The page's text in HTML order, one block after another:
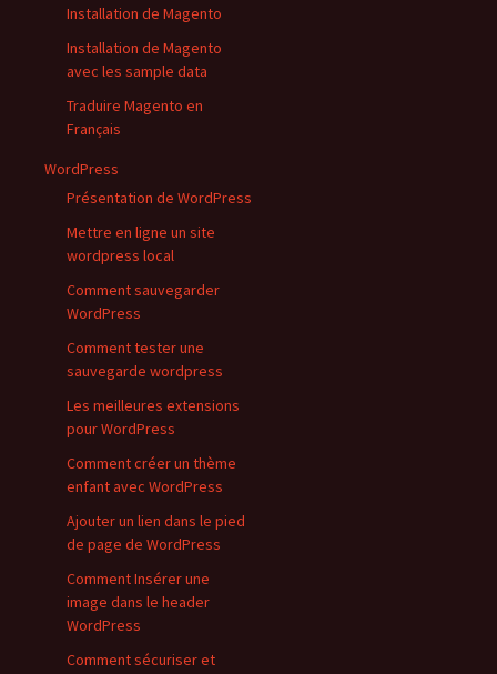
Installation de Magento
Installation de Magento
avec les sample data
Traduire Magento en
Français
WordPress
Présentation de WordPress
Mettre en ligne un site
wordpress local
Comment sauvegarder
WordPress
Comment tester une
sauvegarde wordpress
Les meilleures extensions
pour WordPress
Comment créer un thème
enfant avec WordPress
Ajouter un lien dans le pied
de page de WordPress
Comment Insérer une
image dans le header
WordPress
Comment sécuriser et